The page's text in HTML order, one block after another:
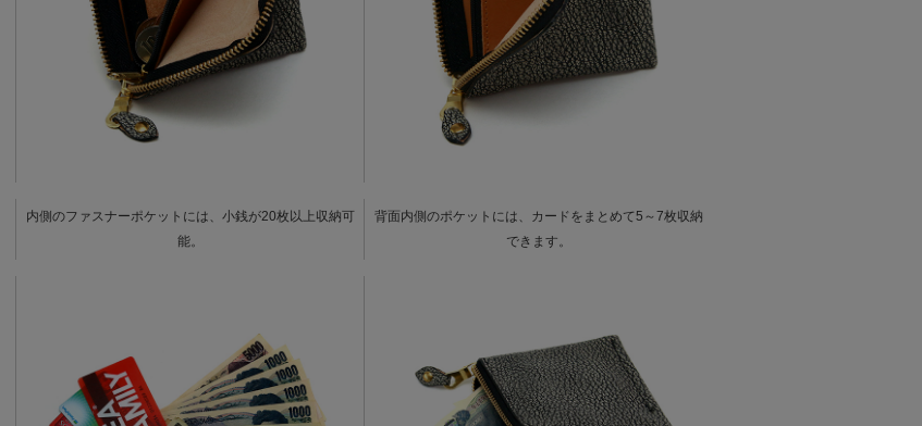
内側のファスナーポケットには、小銭が20枚以上収納可
能。
背面内側のポケットには、カードをまとめて5～7枚収納
できます。